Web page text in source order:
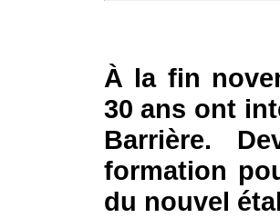
À la fin
30 ans ont
Barrière.
formation
du nouvel